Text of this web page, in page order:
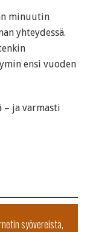
minuutin
yhteydessä.
ensi vuoden
– ja varmasti
syövereistä,